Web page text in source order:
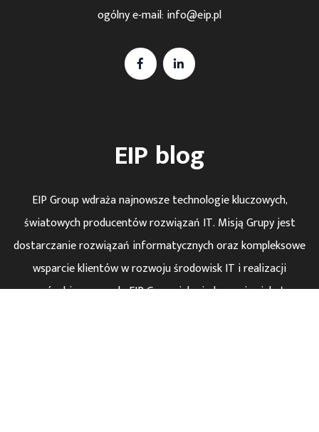
ogólny e-mail: info@eip.pl
EIP blog
EIP Group wdraża najnowsze technologie kluczowych,
światowych producentów rozwiązań IT. Misją Grupy jest
dostarczanie rozwiązań informatycznych oraz kompleksowe
wsparcie klientów w rozwoju środowisk IT i realizacji
procesów biznesowych. EIP Group jako jedna z niewielu łączy